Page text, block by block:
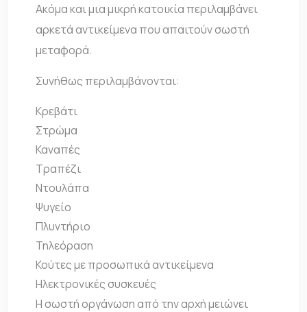
Ακόμα και μια μικρή κατοικία περιλαμβάνει
αρκετά αντικείμενα που απαιτούν σωστή
μεταφορά.
Συνήθως περιλαμβάνονται:
Κρεβάτι
Στρώμα
Καναπές
Τραπέζι
Ντουλάπα
Ψυγείο
Πλυντήριο
Τηλεόραση
Κούτες με προσωπικά αντικείμενα
Ηλεκτρονικές συσκευές
Η σωστή οργάνωση από την αρχή μειώνει